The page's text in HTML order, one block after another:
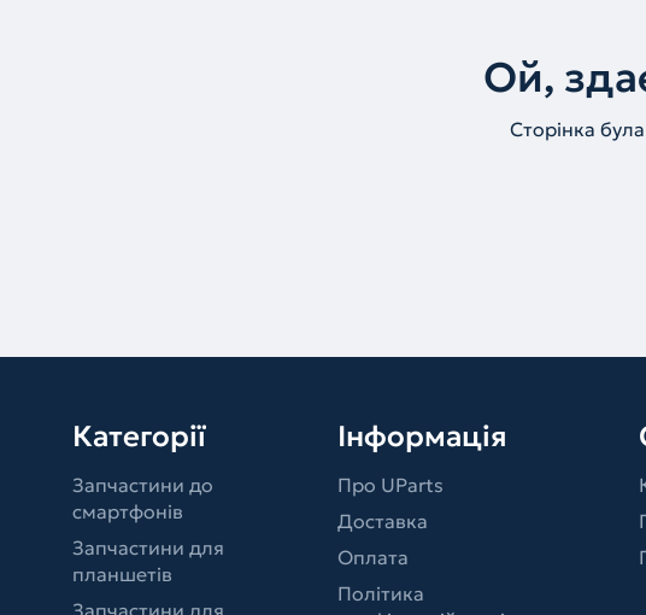
Ой,
Сторінка
Категорії
Запчастини до
смартфонів
Запчастини для
планшетів
Запчастини для
Інформація
Про UParts
Доставка
Оплата
Політика